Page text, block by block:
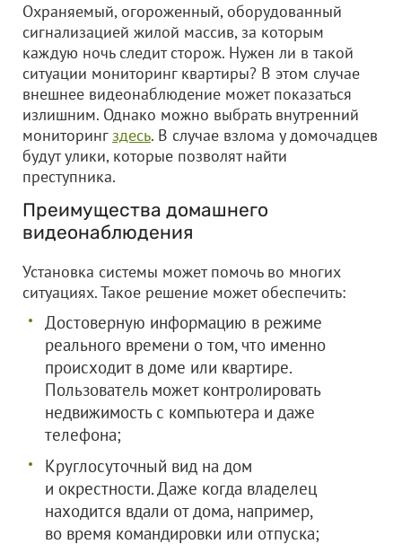
Охраняемый, огороженный, оборудованный
сигнализацией жилой массив, за которым
каждую ночь следит сторож. Нужен ли в такой
ситуации мониторинг квартиры? В этом случае
внешнее видеонаблюдение может показаться
излишним. Однако можно выбрать внутренний
мониторингздесь. В случае взлома у домочадцев
будут улики, которые позволят найти
преступника.
Преимущества домашнего
видеонаблюдения
Установка системы может помочь во многих
ситуациях. Такое решение может обеспечить:
Достоверную информацию в режиме
реального времени о том, что именно
происходит в доме или квартире.
Пользователь может контролировать
недвижимость с компьютера и даже
телефона;
Круглосуточный вид на дом
и окрестности. Даже когда владелец
находится вдали от дома, например,
во время командировки или отпуска;